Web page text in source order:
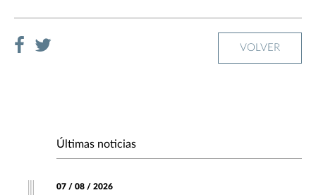
VOLVER
Últimas noticias
07 / 08 / 2026